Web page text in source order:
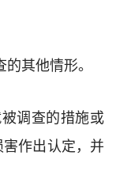
其他情形。
调查的措施或
作出认定，并